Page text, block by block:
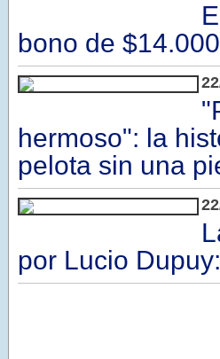
bono de
hermoso": la
pelota sin una
por Lucio